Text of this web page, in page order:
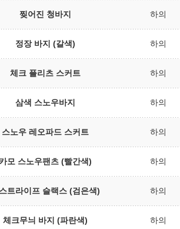
찢어진 청바지 하의
정장 바지 (갈색) 하의
체크 플리츠 스커트 하의
삼색 스노우바지 하의
스노우 레오파드 스커트 하의
카모 스노우팬츠 (빨간색) 하의
트라이프 슬랙스 (검은색) 하의
체크무늬 바지 (파란색) 하의